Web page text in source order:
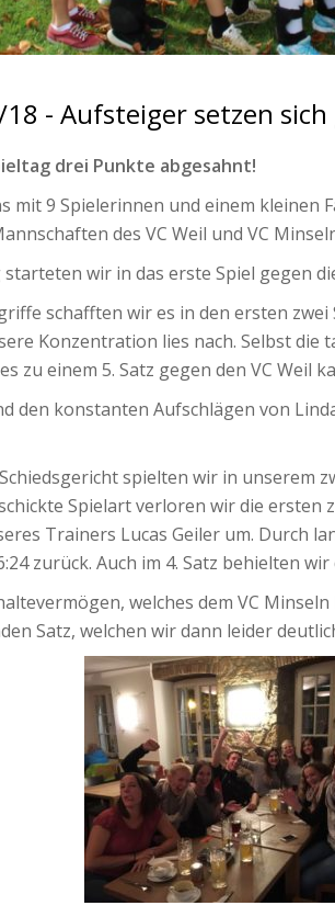
- Aufsteiger setzen
drei Punkte abgesahnt!
mit 9 Spielerinnen und einem kleinen
des VC Weil und VC
wir in das erste Spiel gegen
schafften wir es in den ersten
Konzentration lies nach. Selbst
zu einem 5. Satz gegen den VC Weil
den konstanten Aufschlägen von
spielten wir in unserem
Spielart verloren wir die ersten
Trainers Lucas Geiler um. Durch
zurück. Auch im 4. Satz behielten
welches dem VC
Satz, welchen wir dann leider